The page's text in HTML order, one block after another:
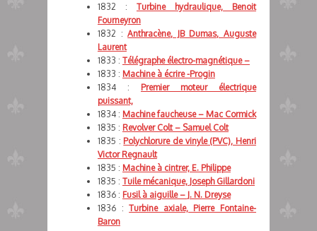
1832 : Turbine hydraulique, Benoit
Fourneyron
1832 :Anthracène, JB Dumas, Auguste
Laurent
1833 : Télégraphe électro-magnétique –
1833 : Machine à écrire -Progin
1834 : Premier moteur électrique
puissant,
1834 : Machine faucheuse – Mac Cormick
1835 : Revolver Colt – Samuel Colt
1835 : Polychlorure de vinyle (PVC), Henri
Victor Regnault
1835 : Machine à cintrer, E. Philippe
1835 : Tuile mécanique, Joseph Gillardoni
1836 : Fusil à aiguille – J. N. Dreyse
1836 :Turbine axiale, Pierre Fontaine-
Baron